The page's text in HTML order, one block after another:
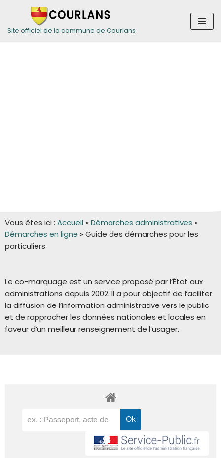
Aller
Site officiel de la commune de Courlans
Vous êtes ici : Accueil » Démarches administratives »
Démarches en ligne » Guide des démarches pour les
particuliers
Le co-marquage est un service proposé par l’État aux
administrations depuis 2002. Il a pour objectif de faciliter
la diffusion de l’information administrative vers le public
et de rapprocher les données nationales et locales en
faveur d’un meilleur renseignement de l’usager.